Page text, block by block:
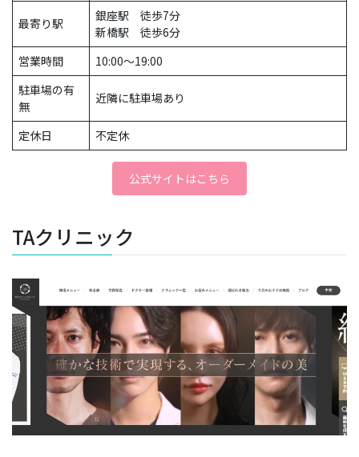
最寄り駅
銀座駅 徒歩7分
新橋駅 徒歩6分
営業時間
10:00～19:00
駐車場の有
無
近隣に駐車場あり
定休日 不定休
公式サイトはこちら
TAクリニック